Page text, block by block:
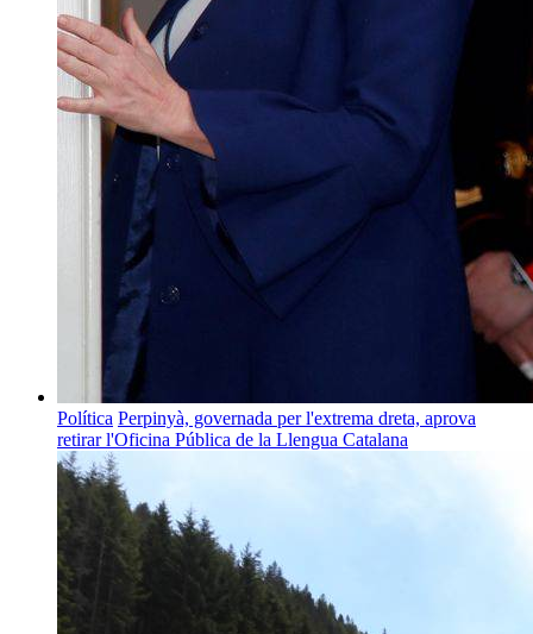
Política Perpinyà, governada per l'extrema dreta, aprova
retirar l'Oficina Pública de la Llengua Catalana